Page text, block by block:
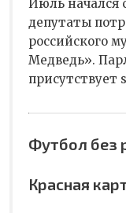
Июль начался
депутаты
российского
Медведь».
присутствует
Футбол без
Красная